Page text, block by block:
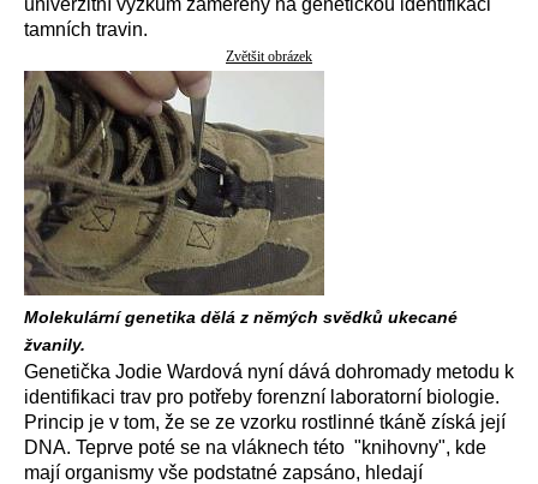
univerzitní výzkum zaměřený na genetickou identifikaci
tamních travin.
Zvětšit obrázek
Molekulární genetika dělá z němých svědků ukecané
žvanily.
Genetička Jodie Wardová nyní dává dohromady metodu k
identifikaci trav pro potřeby forenzní laboratorní biologie.
Princip je v tom, že se ze vzorku rostlinné tkáně získá její
DNA. Teprve poté se na vláknech této "knihovny", kde
mají organismy vše podstatné zapsáno, hledají